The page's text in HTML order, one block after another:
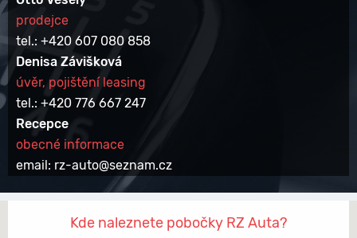
prodejce
tel.: +420 607 080 858
Denisa Závišková
úvěr, pojištění leasing
tel.: +420 776 667 247
Recepce
obecné informace
email: rz-auto@seznam.cz
Kde naleznete pobočky RZ Auta?